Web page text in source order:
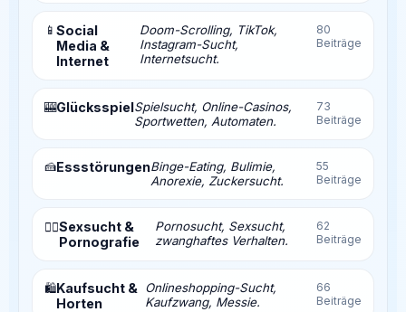
📱 Social
Media &
Internet
Doom-Scrolling, TikTok,
Instagram-Sucht,
Internetsucht.
80
Beiträge
🎰GlücksspielSpielsucht, Online-Casinos,
Sportwetten, Automaten.
73
Beiträge
🍰EssstörungenBinge-Eating, Bulimie,
Anorexie, Zuckersucht.
55
Beiträge
❤️‍🔥Sexsucht &
Pornografie
Pornosucht, Sexsucht,
zwanghaftes Verhalten.
62
Beiträge
🛍️Kaufsucht &
Horten
Onlineshopping-Sucht,
Kaufzwang, Messie.
66
Beiträge